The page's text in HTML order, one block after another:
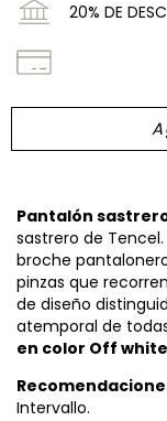
20% DE
Pantalón
sastrero de
broche
pinzas que
de diseño
atemporal de
en color Off
Intervallo.